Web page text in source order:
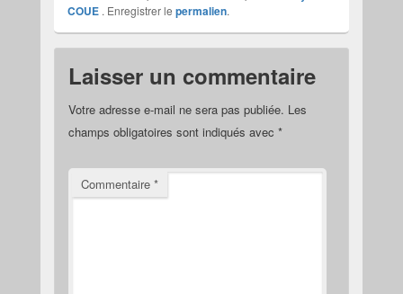
COUE. Enregistrer le permalien.
Laisser un commentaire
Votre adresse e-mail ne sera pas publiée. Les
champs obligatoires sont indiqués avec *
Commentaire *